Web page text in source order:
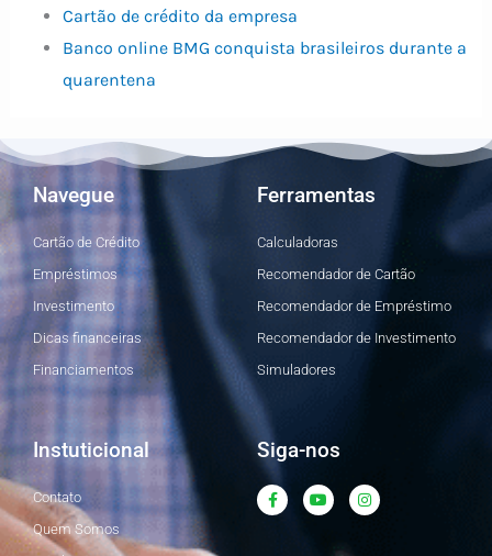
Cartão de crédito da empresa
Banco online BMG conquista brasileiros durante a
quarentena
Navegue
Cartão de Crédito
Empréstimos
Investimento
Dicas financeiras
Financiamentos
Ferramentas
Calculadoras
Recomendador de Cartão
Recomendador de Empréstimo
Recomendador de Investimento
Simuladores
Instuticional
Contato
Quem Somos
Siga-nos
F
a
c
Y
o
u
I
n
s